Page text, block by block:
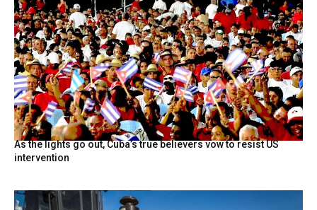
As the lights go out, Cuba’s true believers vow to resist US
intervention